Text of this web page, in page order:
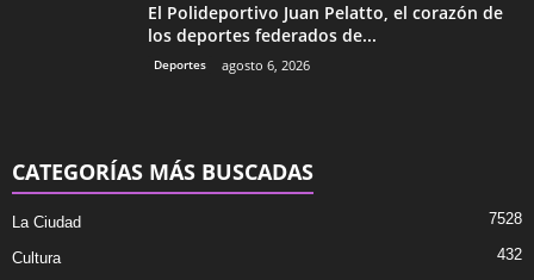
El Polideportivo Juan Pelatto, el corazón de
los deportes federados de...
Deportes agosto 6, 2026
CATEGORÍAS MÁS BUSCADAS
La Ciudad 7528
Cultura 432